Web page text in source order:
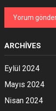
ARCHIVES
Eylül 2024
Mayıs 2024
Nisan 2024